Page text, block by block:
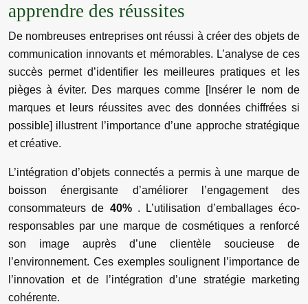
apprendre des réussites
De nombreuses entreprises ont réussi à créer des objets de
communication innovants et mémorables. L’analyse de ces
succès permet d’identifier les meilleures pratiques et les
pièges à éviter. Des marques comme [Insérer le nom de
marques et leurs réussites avec des données chiffrées si
possible] illustrent l’importance d’une approche stratégique
et créative.
L’intégration d’objets connectés a permis à une marque de
boisson énergisante d’améliorer l’engagement des
consommateurs de 40% . L’utilisation d’emballages éco-
responsables par une marque de cosmétiques a renforcé
son image auprès d’une clientèle soucieuse de
l’environnement. Ces exemples soulignent l’importance de
l’innovation et de l’intégration d’une stratégie marketing
cohérente.